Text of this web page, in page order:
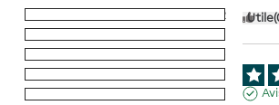
2
Utile